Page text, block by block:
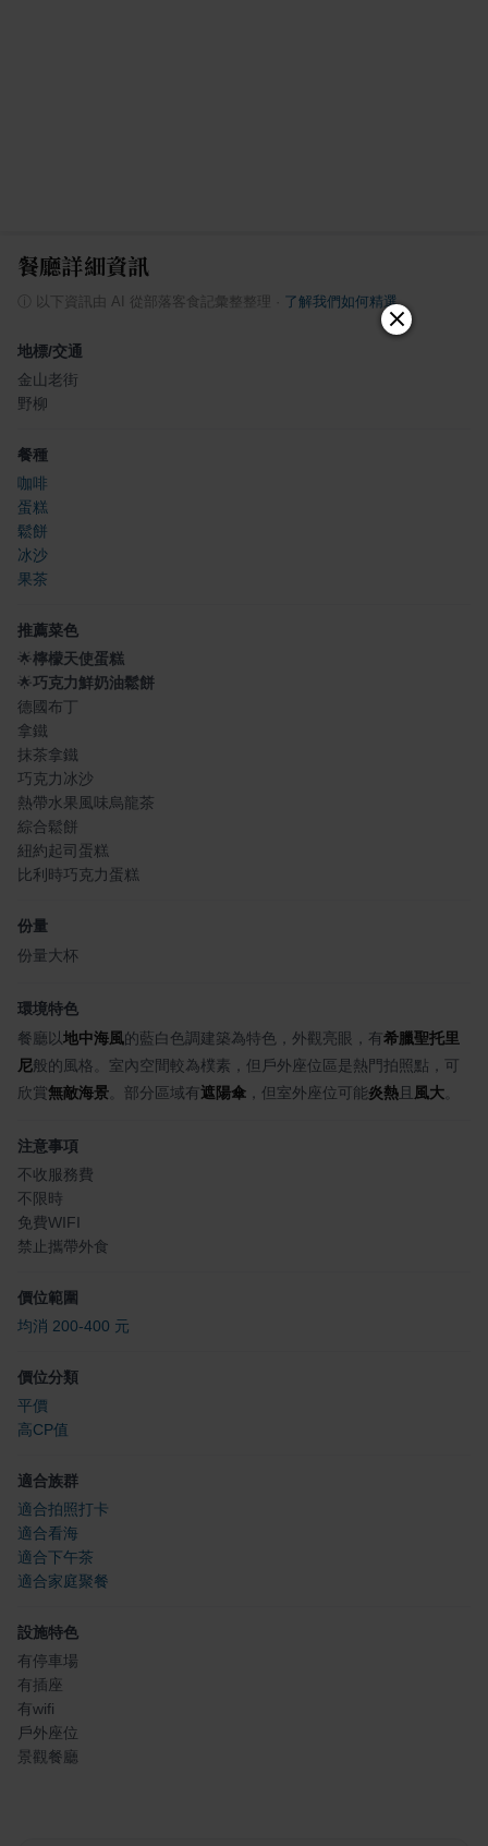
餐廳詳細資訊
以下資訊由 AI 從部落客食記彙整整理 了解我們如何精選
地標/交通
金山老街
野柳
餐種
咖啡
蛋糕
鬆餅
冰沙
果茶
推薦菜色
🌟檸檬天使蛋糕
🌟巧克力鮮奶油鬆餅
德國布丁
拿鐵
抹茶拿鐵
巧克力冰沙
熱帶水果風味烏龍茶
綜合鬆餅
紐約起司蛋糕
比利時巧克力蛋糕
份量
份量大杯
環境特色
餐廳以地中海風的藍白色調建築為特色，外觀亮眼，有希臘聖托里
尼般的風格。室內空間較為樸素，但戶外座位區是熱門拍照點，可
欣賞無敵海景 。部分區域有遮陽傘 ，但室外座位可能炎熱 且 風大
注意事項
不收服務費
不限時
免費WIFI
禁止攜帶外食
價位範圍
均消 200-400 元
價位分類
平價
高CP值
適合族群
適合拍照打卡
適合看海
適合下午茶
適合家庭聚餐
設施特色
有停車場
有插座
有wifi
戶外座位
景觀餐廳